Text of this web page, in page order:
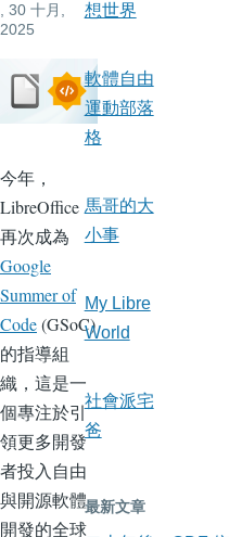
, 30 十月,
2025
今年，
LibreOffice
再次成為
Google
Summer of
Code(GSoC)
的指導組
織，這是一
個專注於引
領更多開發
者投入自由
與開源軟體
開發的全球
想世界
軟體自由
運動部落
格
馬哥的大
小事
My Libre
World
社會派宅
爸
最新文章